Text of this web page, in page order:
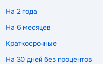
На 2 года
На 6 месяцев
Краткосрочные
На 30 дней без процентов